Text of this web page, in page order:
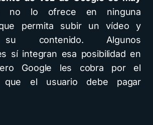
no lo ofrece en ninguna
permita subir un vídeo y
su contenido. Algunos
sí integran esa posibilidad en
Google les cobra por el
que el usuario debe pagar